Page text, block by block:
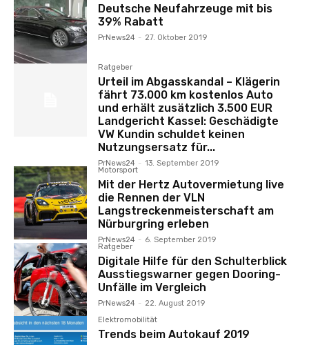
Deutsche Neufahrzeuge mit bis
39% Rabatt
PrNews24 - 27. Oktober 2019
Ratgeber
Urteil im Abgasskandal – Klägerin
fährt 73.000 km kostenlos Auto
und erhält zusätzlich 3.500 EUR
Landgericht Kassel: Geschädigte
VW Kundin schuldet keinen
Nutzungsersatz für...
PrNews24 - 13. September 2019
Motorsport
Mit der Hertz Autovermietung live
die Rennen der VLN
Langstreckenmeisterschaft am
Nürburgring erleben
PrNews24 - 6. September 2019
Ratgeber
Digitale Hilfe für den Schulterblick
Ausstiegswarner gegen Dooring-
Unfälle im Vergleich
PrNews24 - 22. August 2019
Elektromobilität
Trends beim Autokauf 2019